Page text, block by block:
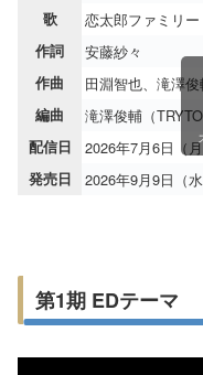
歌 恋太郎ファミリー
作詞 安藤紗々
作曲 田淵智也、滝澤
編曲 滝澤俊輔（
配信日 2026年7月6日（
発売日 2026年9月9日（水
第1期 EDテーマ